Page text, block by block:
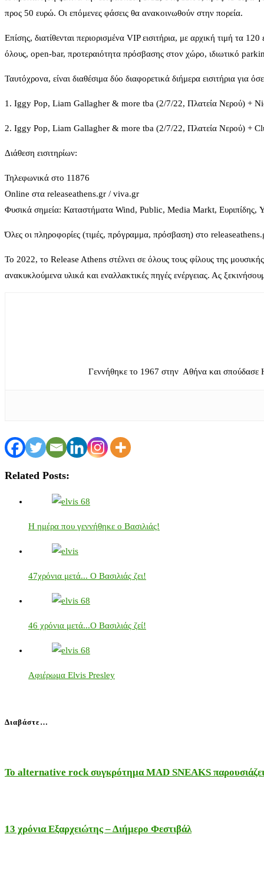
προς 50 ευρώ. Οι επόμενες φάσεις θα ανακοινωθούν στην πορεία.
Επίσης, διατίθενται περιορισμένα VIP εισιτήρια, με αρχική τιμή τα
όλους, οpen-bar, προτεραιότητα πρόσβασης στον χώρο, ιδιωτικό
Ταυτόχρονα, είναι διαθέσιμα δύο διαφορετικά διήμερα εισιτήρια
1. Iggy Pop, Liam Gallagher & more tba (2/7/22, Πλατεία Νερού) +
2. Iggy Pop, Liam Gallagher & more tba (2/7/22, Πλατεία Νερού) +
Διάθεση εισιτηρίων:
Τηλεφωνικά στο 11876
Online στα releaseathens.gr / viva.gr
Φυσικά σημεία: Καταστήματα Wind, Public, Media Markt, Ευριπίδης,
Όλες οι πληροφορίες (τιμές, πρόγραμμα, πρόσβαση) στο
To 2022, το Release Athens στέλνει σε όλους τους φίλους της
ανακυκλούμενα υλικά και εναλλακτικές πηγές ενέργειας. Ας
Γεννήθηκε το 1967 στην Αθήνα και σπούδασε
Related Posts:
Η ημέρα που γεννήθηκε ο Βασιλιάς!
47χρόνια μετά... Ο Βασιλιάς ζει!
46 χρόνια μετά...Ο Βασιλιάς ζεί!
Αφιέρωμα Elvis Presley
Διαβάστε…
Το alternative rock συγκρότημα MAD SNEAKS
13 χρόνια Εξαρχειώτης – Διήμερο Φεστιβάλ